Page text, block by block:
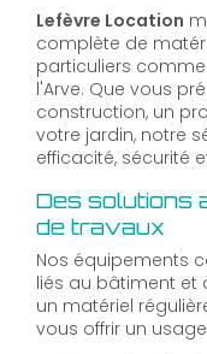
Lefèvre Location
complète de
particuliers
l'Arve. Que vous
construction, un
votre jardin, notre
efficacité, sécurité
Des solutions
de travaux
Nos équipements
liés au bâtiment et
un matériel
vous offrir un